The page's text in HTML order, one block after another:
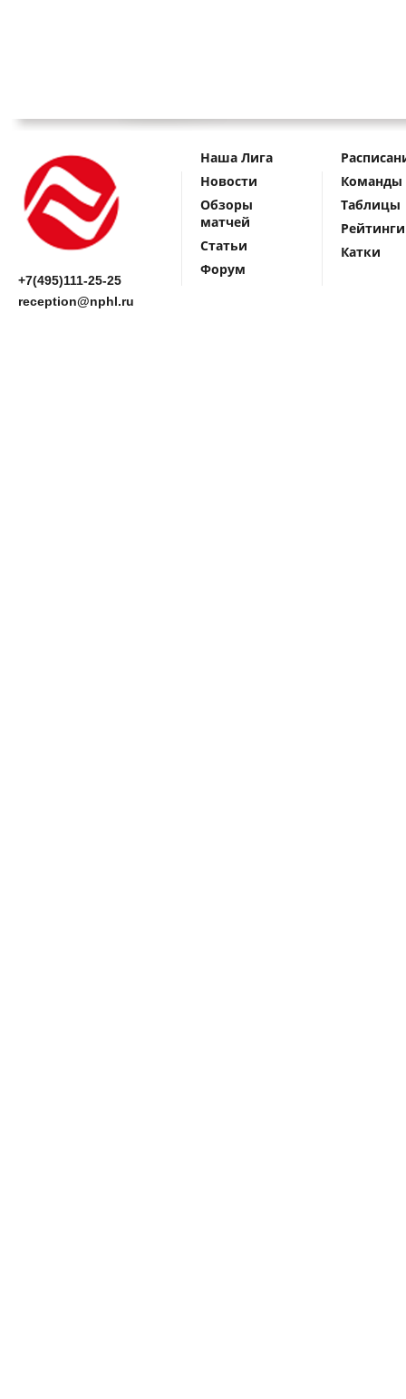
+7(495)111-25-25
reception@nphl.ru
Наша Лига
Новости
Обзоры
матчей
Статьи
Форум
Команды
Таблицы
Рейтинги
Катки